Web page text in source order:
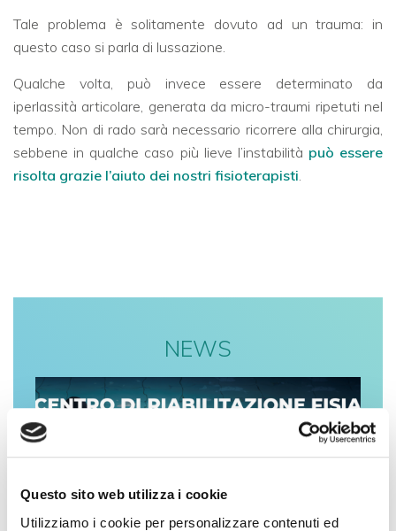
Questo sito web utilizza i cookie
Utilizziamo i cookie per personalizzare contenuti ed
Tale problema è solitamente dovuto ad un trauma: in
questo caso si parla di lussazione.
Qualche volta, può invece essere determinato da
iperlassità articolare, generata da micro-traumi ripetuti nel
tempo. Non di rado sarà necessario ricorrere alla chirurgia,
sebbene in qualche caso più lieve l’instabilità può essere
risolta grazie l’aiuto dei nostri fisioterapisti
NEWS